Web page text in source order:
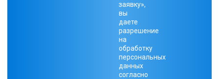
заявку»,
вы
даете
разрешение
на
обработку
персональных
данных
согласно